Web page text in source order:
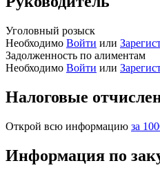
Уголовный розыск
Необходимо Войти или
Задолженность по алиментам
Необходимо Войти или
Налоговые
Открой всю информацию за
Информация по